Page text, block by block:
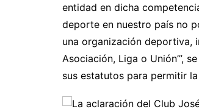
entidad en dicha
deporte en nuestro país no
una organización deportiva,
Asociación, Liga o Unión’”,
sus estatutos para permitir